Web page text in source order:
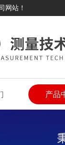
网站！
产品